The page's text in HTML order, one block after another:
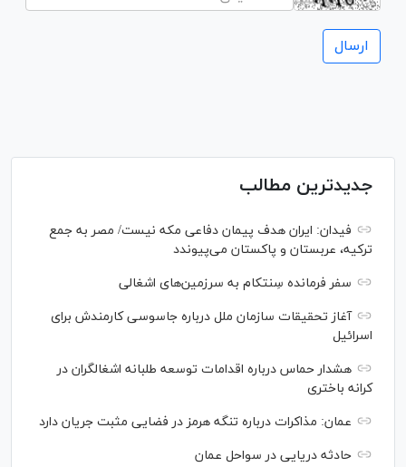
جدیدترین مطالب
فیدان: ایران هدف پیمان دفاعی مکه نیست/ مصر به جمع
ترکیه، عربستان و پاکستان می‌پیوندد
سفر فرمانده سِنتکام به سرزمین‌های اشغالی
آغاز تحقیقات سازمان ملل درباره جاسوسی کارمندش برای
اسرائیل
هشدار حماس درباره اقدامات توسعه طلبانه اشغالگران در
کرانه باختری
عمان: مذاکرات درباره تنگه هرمز در فضایی مثبت جریان دارد
حادثه دریایی در سواحل عمان